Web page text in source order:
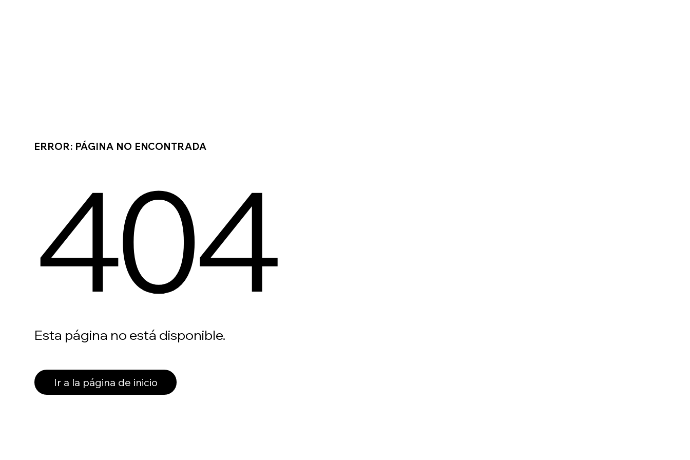
ERROR: PÁGINA NO ENCONTRADA
404
Esta página no está disponible.
Ir a la página de inicio